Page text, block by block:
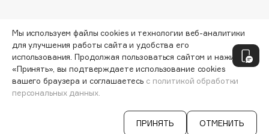
Dr.Ceuracle
Dr.Jart+
DSD de Luxe
Dyson
СООБЩИТЬ О ПОСТУПЛЕНИИ
Мы используем файлы cookies и технологии веб-аналитики
для улучшения работы сайта и удобства его
использования. Продолжая пользоваться сайтом и нажимая
«Принять», вы подтверждаете использование cookies
вашего браузера и соглашаетесь с политикой обработки
персональных данных.
ПРИНЯТЬ ОТМЕНИТЬ